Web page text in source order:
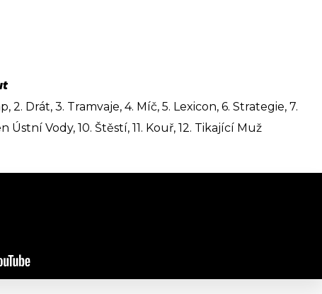
2. Drát, 3. Tramvaje, 4. Míč, 5. Lexicon, 6. Strategie, 7.
Ústní Vody, 10. Štěstí, 11. Kouř, 12. Tikající Muž